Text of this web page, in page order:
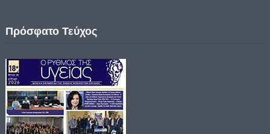
Πρόσφατο Τεύχος